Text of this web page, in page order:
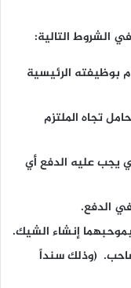
الشروط التالية:
بوظيفته الرئيسية
تجاه الملتزم
عليه الدفع أي
الدفع.
إنشاء الشيك.
(وذلك سنداً